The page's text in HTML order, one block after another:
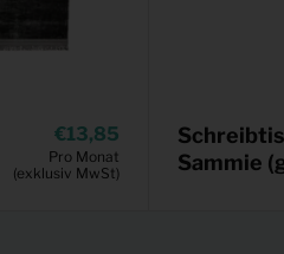
13,85
Pro Monat
(exklusiv MwSt)
Sammie